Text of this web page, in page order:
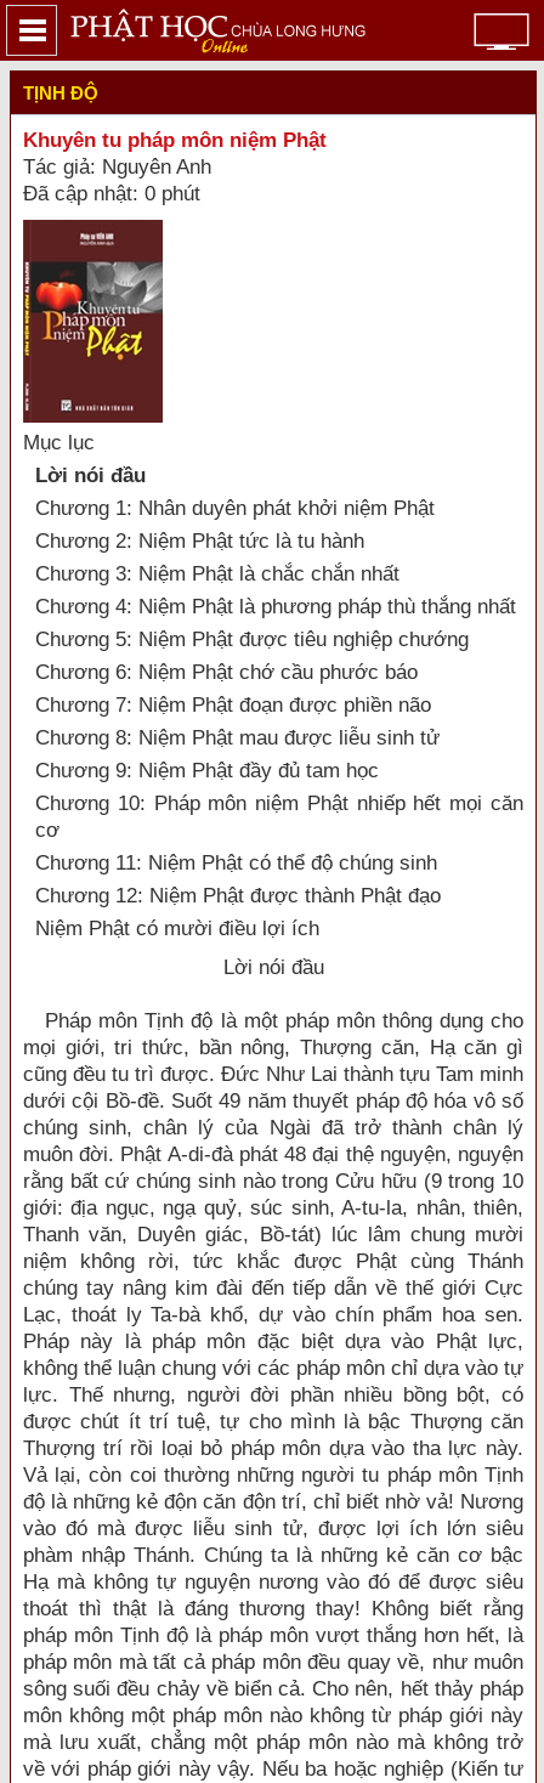
TỊNH ĐỘ
Khuyên tu pháp môn niệm Phật
Tác giả: Nguyên Anh
Đã cập nhật: 0 phút
Mục lục
Lời nói đầu
Chương 1: Nhân duyên phát khởi niệm Phật
Chương 2: Niệm Phật tức là tu hành
Chương 3: Niệm Phật là chắc chắn nhất
Chương 4: Niệm Phật là phương pháp thù thắng nhất
Chương 5: Niệm Phật được tiêu nghiệp chướng
Chương 6: Niệm Phật chớ cầu phước báo
Chương 7: Niệm Phật đoạn được phiền não
Chương 8: Niệm Phật mau được liễu sinh tử
Chương 9: Niệm Phật đầy đủ tam học
Chương 10: Pháp môn niệm Phật nhiếp hết mọi căn
cơ
Chương 11: Niệm Phật có thể độ chúng sinh
Chương 12: Niệm Phật được thành Phật đạo
Niệm Phật có mười điều lợi ích
Lời nói đầu
Pháp môn Tịnh độ là một pháp môn thông dụng cho
mọi giới, tri thức, bần nông, Thượng căn, Hạ căn gì
cũng đều tu trì được. Đức Như Lai thành tựu Tam minh
dưới cội Bồ-đề. Suốt 49 năm thuyết pháp độ hóa vô số
chúng sinh, chân lý của Ngài đã trở thành chân lý
muôn đời. Phật A-di-đà phát 48 đại thệ nguyện, nguyện
rằng bất cứ chúng sinh nào trong Cửu hữu (9 trong 10
giới: địa ngục, ngạ quỷ, súc sinh, A-tu-la, nhân, thiên,
Thanh văn, Duyên giác, Bồ-tát) lúc lâm chung mười
niệm không rời, tức khắc được Phật cùng Thánh
chúng tay nâng kim đài đến tiếp dẫn về thế giới Cực
Lạc, thoát ly Ta-bà khổ, dự vào chín phẩm hoa sen.
Pháp này là pháp môn đặc biệt dựa vào Phật lực,
không thể luận chung với các pháp môn chỉ dựa vào tự
lực. Thế nhưng, người đời phần nhiều bồng bột, có
được chút ít trí tuệ, tự cho mình là bậc Thượng căn
Thượng trí rồi loại bỏ pháp môn dựa vào tha lực này.
Vả lại, còn coi thường những người tu pháp môn Tịnh
độ là những kẻ độn căn độn trí, chỉ biết nhờ vả! Nương
vào đó mà được liễu sinh tử, được lợi ích lớn siêu
phàm nhập Thánh. Chúng ta là những kẻ căn cơ bậc
Hạ mà không tự nguyện nương vào đó để được siêu
thoát thì thật là đáng thương thay! Không biết rằng
pháp môn Tịnh độ là pháp môn vượt thắng hơn hết, là
pháp môn mà tất cả pháp môn đều quay về, như muôn
sông suối đều chảy về biển cả. Cho nên, hết thảy pháp
môn không một pháp môn nào không từ pháp giới này
mà lưu xuất, chẳng một pháp môn nào mà không trở
về với pháp giới này vậy. Nếu ba hoặc nghiệp (Kiến tư